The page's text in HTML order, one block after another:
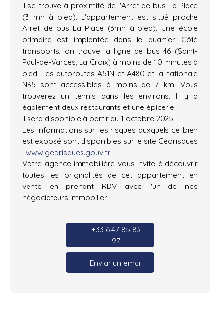
Il se trouve à proximité de l'Arret de bus La Place
(3 mn à pied). L'appartement est situé proche
Arret de bus La Place (3mn à pied). Une école
primaire est implantée dans le quartier. Côté
transports, on trouve la ligne de bus 46 (Saint-
Paul-de-Varces, La Croix) à moins de 10 minutes à
pied. Les autoroutes A51N et A480 et la nationale
N85 sont accessibles à moins de 7 km. Vous
trouverez un tennis dans les environs. Il y a
également deux restaurants et une épicerie.
Il sera disponible à partir du 1 octobre 2025.
Les informations sur les risques auxquels ce bien
est exposé sont disponibles sur le site Géorisques
: www.georisques.gouv.fr.
Votre agence immobilière vous invite à découvrir
toutes les originalités de cet appartement en
vente en prenant RDV avec l'un de nos
négociateurs immobilier.
+33 6 47 85 83
97
Enviar un email